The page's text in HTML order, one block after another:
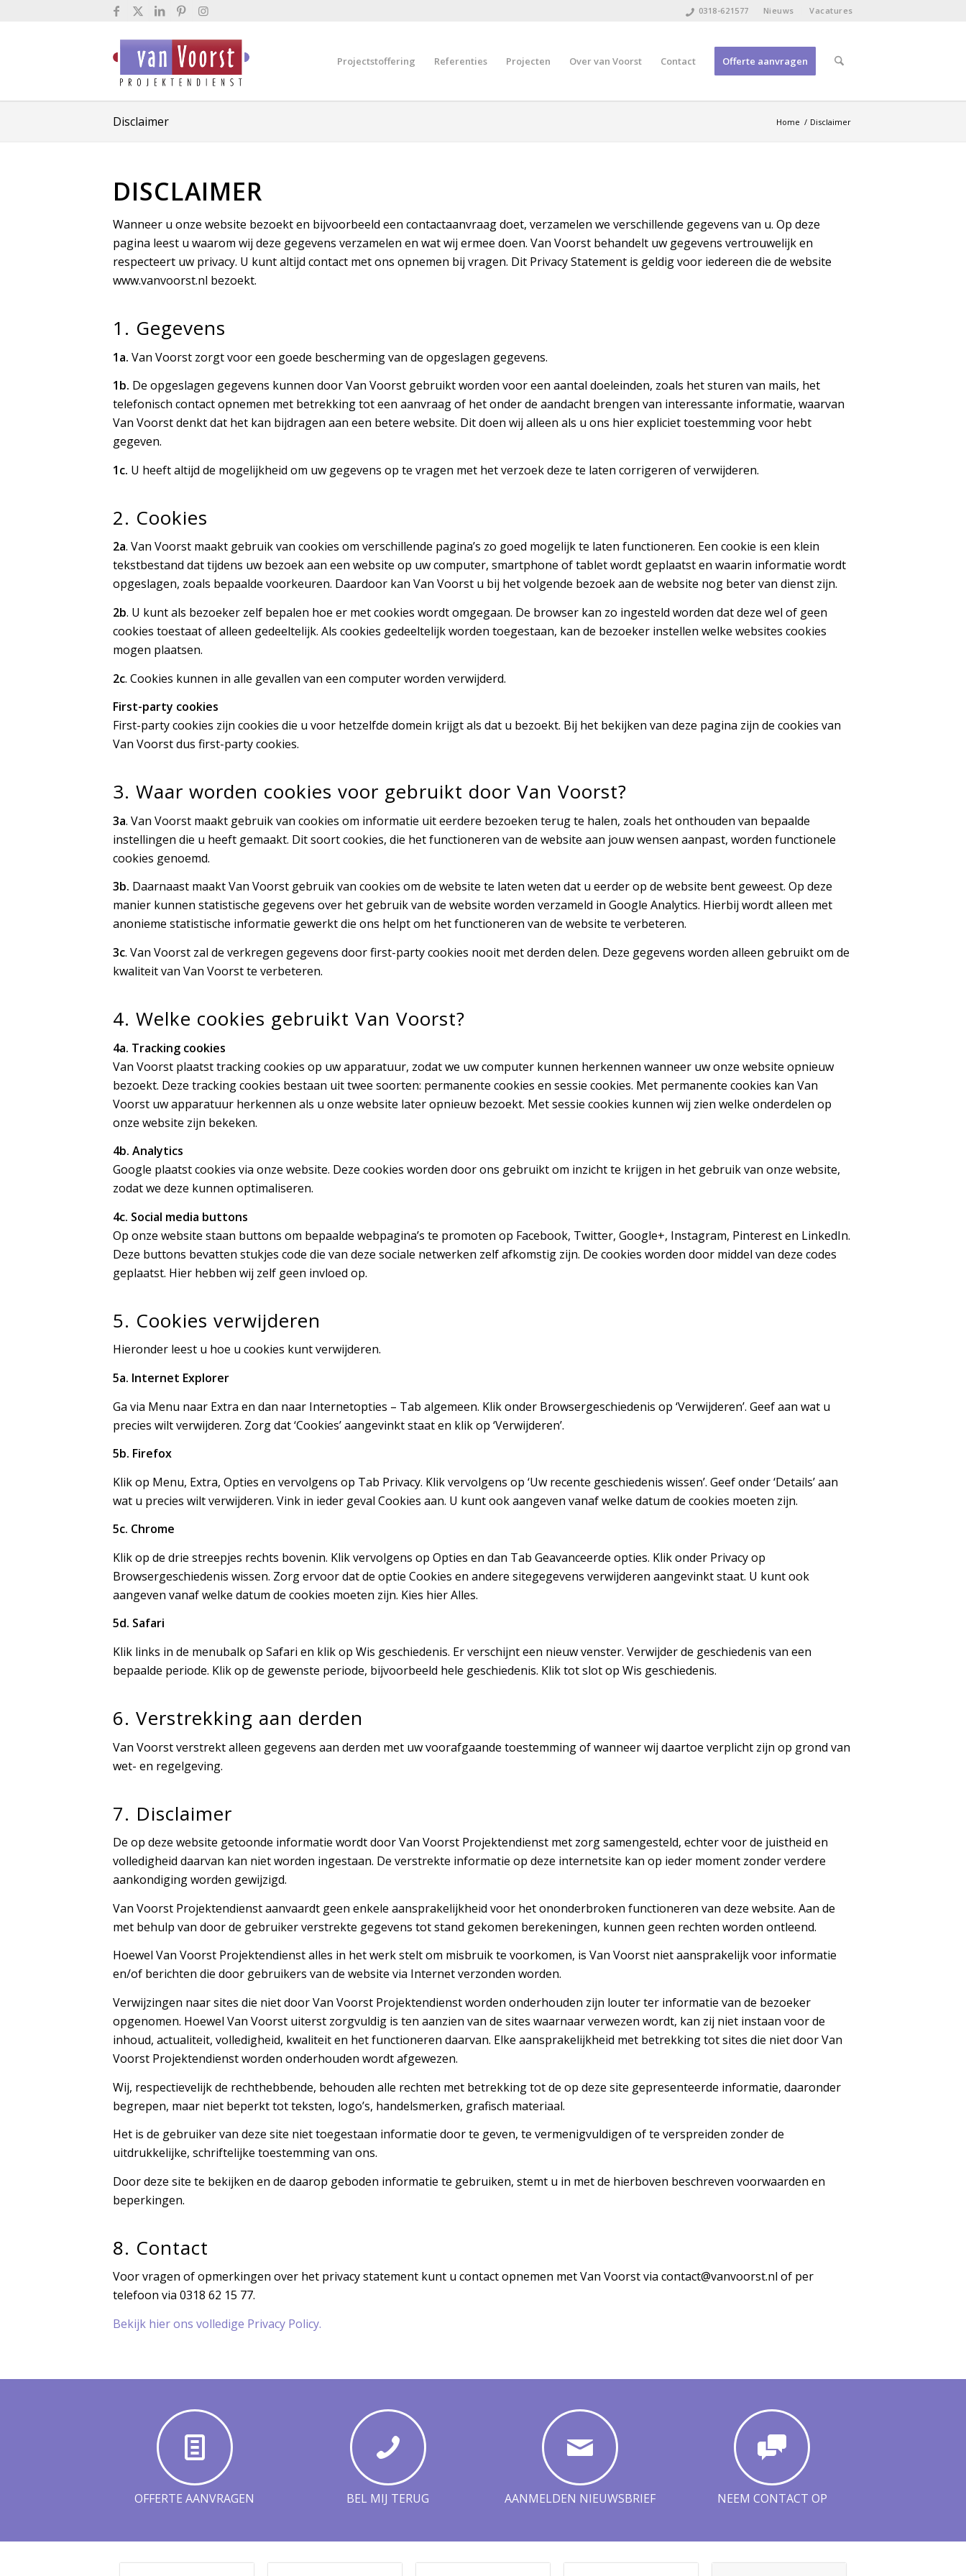
Nieuws Vacatures
0318-621577
Projectstoffering Referenties Projecten Over van Voorst Contact Offerte aanvragen
Disclaimer Home / Disclaimer
DISCLAIMER
Wanneer u onze website bezoekt en bijvoorbeeld een contactaanvraag doet, verzamelen we verschillende gegevens van u. Op deze
pagina leest u waarom wij deze gegevens verzamelen en wat wij ermee doen. Van Voorst behandelt uw gegevens vertrouwelijk en
respecteert uw privacy. U kunt altijd contact met ons opnemen bij vragen. Dit Privacy Statement is geldig voor iedereen die de website
www.vanvoorst.nl bezoekt.
1. Gegevens
1a. Van Voorst zorgt voor een goede bescherming van de opgeslagen gegevens.
1b. De opgeslagen gegevens kunnen door Van Voorst gebruikt worden voor een aantal doeleinden, zoals het sturen van mails, het
telefonisch contact opnemen met betrekking tot een aanvraag of het onder de aandacht brengen van interessante informatie, waarvan
Van Voorst denkt dat het kan bijdragen aan een betere website. Dit doen wij alleen als u ons hier expliciet toestemming voor hebt
gegeven.
1c. U heeft altijd de mogelijkheid om uw gegevens op te vragen met het verzoek deze te laten corrigeren of verwijderen.
2. Cookies
2a. Van Voorst maakt gebruik van cookies om verschillende pagina’s zo goed mogelijk te laten functioneren. Een cookie is een klein
tekstbestand dat tijdens uw bezoek aan een website op uw computer, smartphone of tablet wordt geplaatst en waarin informatie wordt
opgeslagen, zoals bepaalde voorkeuren. Daardoor kan Van Voorst u bij het volgende bezoek aan de website nog beter van dienst zijn.
2b. U kunt als bezoeker zelf bepalen hoe er met cookies wordt omgegaan. De browser kan zo ingesteld worden dat deze wel of geen
cookies toestaat of alleen gedeeltelijk. Als cookies gedeeltelijk worden toegestaan, kan de bezoeker instellen welke websites cookies
mogen plaatsen.
2c. Cookies kunnen in alle gevallen van een computer worden verwijderd.
First-party cookies
First-party cookies zijn cookies die u voor hetzelfde domein krijgt als dat u bezoekt. Bij het bekijken van deze pagina zijn de cookies van
Van Voorst dus first-party cookies.
3. Waar worden cookies voor gebruikt door Van Voorst?
3a. Van Voorst maakt gebruik van cookies om informatie uit eerdere bezoeken terug te halen, zoals het onthouden van bepaalde
instellingen die u heeft gemaakt. Dit soort cookies, die het functioneren van de website aan jouw wensen aanpast, worden functionele
cookies genoemd.
3b. Daarnaast maakt Van Voorst gebruik van cookies om de website te laten weten dat u eerder op de website bent geweest. Op deze
manier kunnen statistische gegevens over het gebruik van de website worden verzameld in Google Analytics. Hierbij wordt alleen met
anonieme statistische informatie gewerkt die ons helpt om het functioneren van de website te verbeteren.
3c. Van Voorst zal de verkregen gegevens door first-party cookies nooit met derden delen. Deze gegevens worden alleen gebruikt om de
kwaliteit van Van Voorst te verbeteren.
4. Welke cookies gebruikt Van Voorst?
4a. Tracking cookies
Van Voorst plaatst tracking cookies op uw apparatuur, zodat we uw computer kunnen herkennen wanneer uw onze website opnieuw
bezoekt. Deze tracking cookies bestaan uit twee soorten: permanente cookies en sessie cookies. Met permanente cookies kan Van
Voorst uw apparatuur herkennen als u onze website later opnieuw bezoekt. Met sessie cookies kunnen wij zien welke onderdelen op
onze website zijn bekeken.
4b. Analytics
Google plaatst cookies via onze website. Deze cookies worden door ons gebruikt om inzicht te krijgen in het gebruik van onze website,
zodat we deze kunnen optimaliseren.
4c. Social media buttons
Op onze website staan buttons om bepaalde webpagina’s te promoten op Facebook, Twitter, Google+, Instagram, Pinterest en LinkedIn.
Deze buttons bevatten stukjes code die van deze sociale netwerken zelf afkomstig zijn. De cookies worden door middel van deze codes
geplaatst. Hier hebben wij zelf geen invloed op.
5. Cookies verwijderen
Hieronder leest u hoe u cookies kunt verwijderen.
5a. Internet Explorer
Ga via Menu naar Extra en dan naar Internetopties – Tab algemeen. Klik onder Browsergeschiedenis op ‘Verwijderen’. Geef aan wat u
precies wilt verwijderen. Zorg dat ‘Cookies’ aangevinkt staat en klik op ‘Verwijderen’.
5b. Firefox
Klik op Menu, Extra, Opties en vervolgens op Tab Privacy. Klik vervolgens op ‘Uw recente geschiedenis wissen’. Geef onder ‘Details’ aan
wat u precies wilt verwijderen. Vink in ieder geval Cookies aan. U kunt ook aangeven vanaf welke datum de cookies moeten zijn.
5c. Chrome
Klik op de drie streepjes rechts bovenin. Klik vervolgens op Opties en dan Tab Geavanceerde opties. Klik onder Privacy op
Browsergeschiedenis wissen. Zorg ervoor dat de optie Cookies en andere sitegegevens verwijderen aangevinkt staat. U kunt ook
aangeven vanaf welke datum de cookies moeten zijn. Kies hier Alles.
5d. Safari
Klik links in de menubalk op Safari en klik op Wis geschiedenis. Er verschijnt een nieuw venster. Verwijder de geschiedenis van een
bepaalde periode. Klik op de gewenste periode, bijvoorbeeld hele geschiedenis. Klik tot slot op Wis geschiedenis.
6. Verstrekking aan derden
Van Voorst verstrekt alleen gegevens aan derden met uw voorafgaande toestemming of wanneer wij daartoe verplicht zijn op grond van
wet- en regelgeving.
7. Disclaimer
De op deze website getoonde informatie wordt door Van Voorst Projektendienst met zorg samengesteld, echter voor de juistheid en
volledigheid daarvan kan niet worden ingestaan. De verstrekte informatie op deze internetsite kan op ieder moment zonder verdere
aankondiging worden gewijzigd.
Van Voorst Projektendienst aanvaardt geen enkele aansprakelijkheid voor het ononderbroken functioneren van deze website. Aan de
met behulp van door de gebruiker verstrekte gegevens tot stand gekomen berekeningen, kunnen geen rechten worden ontleend.
Hoewel Van Voorst Projektendienst alles in het werk stelt om misbruik te voorkomen, is Van Voorst niet aansprakelijk voor informatie
en/of berichten die door gebruikers van de website via Internet verzonden worden.
Verwijzingen naar sites die niet door Van Voorst Projektendienst worden onderhouden zijn louter ter informatie van de bezoeker
opgenomen. Hoewel Van Voorst uiterst zorgvuldig is ten aanzien van de sites waarnaar verwezen wordt, kan zij niet instaan voor de
inhoud, actualiteit, volledigheid, kwaliteit en het functioneren daarvan. Elke aansprakelijkheid met betrekking tot sites die niet door Van
Voorst Projektendienst worden onderhouden wordt afgewezen.
Wij, respectievelijk de rechthebbende, behouden alle rechten met betrekking tot de op deze site gepresenteerde informatie, daaronder
begrepen, maar niet beperkt tot teksten, logo’s, handelsmerken, grafisch materiaal.
Het is de gebruiker van deze site niet toegestaan informatie door te geven, te vermenigvuldigen of te verspreiden zonder de
uitdrukkelijke, schriftelijke toestemming van ons.
Door deze site te bekijken en de daarop geboden informatie te gebruiken, stemt u in met de hierboven beschreven voorwaarden en
beperkingen.
8. Contact
Voor vragen of opmerkingen over het privacy statement kunt u contact opnemen met Van Voorst via contact@vanvoorst.nl of per
telefoon via 0318 62 15 77.
Bekijk hier ons volledige Privacy Policy.
OFFERTE AANVRAGEN BEL MIJ TERUG AANMELDEN NIEUWSBRIEF NEEM CONTACT OP